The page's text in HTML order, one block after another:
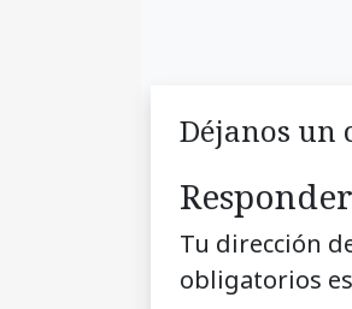
Déjanos un
Responder
Tu dirección
obligatorios